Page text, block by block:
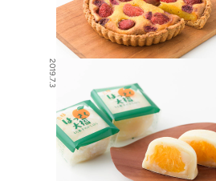
2019.7.3